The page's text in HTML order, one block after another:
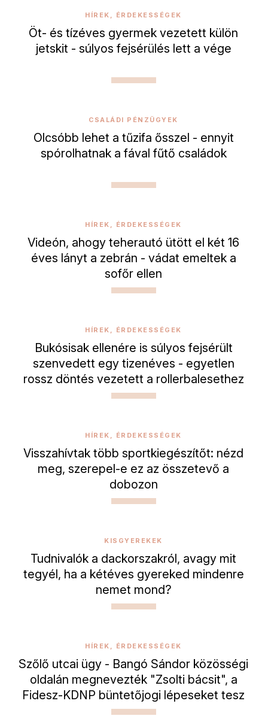
HÍREK, ÉRDEKESSÉGEK
Öt- és tízéves gyermek vezetett külön
jetskit - súlyos fejsérülés lett a vége
CSALÁDI PÉNZÜGYEK
Olcsóbb lehet a tűzifa ősszel - ennyit
spórolhatnak a fával fűtő családok
HÍREK, ÉRDEKESSÉGEK
Videón, ahogy teherautó ütött el két 16
éves lányt a zebrán - vádat emeltek a
sofőr ellen
HÍREK, ÉRDEKESSÉGEK
Bukósisak ellenére is súlyos fejsérült
szenvedett egy tizenéves - egyetlen
rossz döntés vezetett a rollerbalesethez
HÍREK, ÉRDEKESSÉGEK
Visszahívtak több sportkiegészítőt: nézd
meg, szerepel-e ez az összetevő a
dobozon
KISGYEREKEK
Tudnivalók a dackorszakról, avagy mit
tegyél, ha a kétéves gyereked mindenre
nemet mond?
HÍREK, ÉRDEKESSÉGEK
Szőlő utcai ügy - Bangó Sándor közösségi
oldalán megnevezték "Zsolti bácsit", a
Fidesz-KDNP büntetőjogi lépeseket tesz